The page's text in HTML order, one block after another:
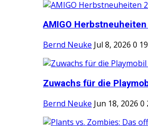
AMIGO
Bernd Neuke Jul 8, 2026 0
Zuwachs für die
Bernd Neuke Jun 18, 2026 0